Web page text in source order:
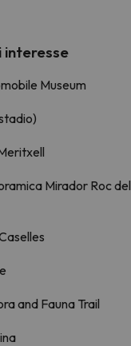
interesse
Museum
Mirador Roc del
and Fauna Trail